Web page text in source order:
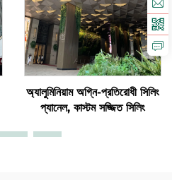
অ্যালুমিনিয়াম অগ্নি-প্রতিরোধী সিলিং
প্যানেল, কাস্টম সজ্জিত সিলিং